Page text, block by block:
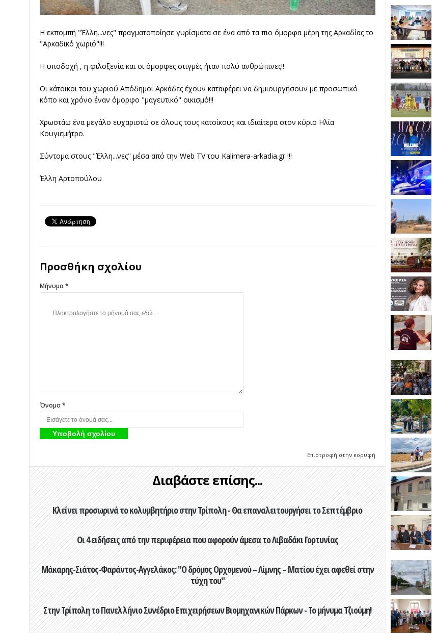
Η εκπομπή "Έλλη...νες" πραγματοποίησε γυρίσματα σε ένα από τα πιο όμορφα μέρη της Αρκαδίας το
"Αρκαδικό χωριό"!!!
Η υποδοχή , η φιλοξενία και οι όμορφες στιγμές ήταν πολύ ανθρώπινες!!
Οι κάτοικοι του χωριού Απόδημοι Αρκάδες έχουν καταφέρει να δημιουργήσουν με προσωπικό
κόπο και χρόνο έναν όμορφο "μαγευτικό" οικισμό!!!
Χρωστάω ένα μεγάλο ευχαριστώ σε όλους τους κατοίκους και ιδιαίτερα στον κύριο Ηλία
Κουγιεμήτρο.
Σύντομα στους "Έλλη...νες" μέσα από την Web TV του Kalimera-arkadia.gr !!!
Έλλη Αρτοπούλου
Προσθήκη σχολίου
Μήνυμα *
Όνομα *
Επιστροφή στην κορυφή
Διαβάστε επίσης...
Κλείνει προσωρινά το κολυμβητήριο στην Τρίπολη - Θα επαναλειτουργήσει το Σεπτέμβριο
Οι 4 ειδήσεις από την περιφέρεια που αφορούν άμεσα το Λιβαδάκι Γορτυνίας
Μάκαρης-Σιάτος-Φαράντος-Αγγελάκος: "Ο δρόμος Ορχομενού – Λίμνης – Ματίου έχει αφεθεί στην
τύχη του"
Στην Τρίπολη το Πανελλήνιο Συνέδριο Επιχειρήσεων Βιομηχανικών Πάρκων - Το μήνυμα Τζιούμη!